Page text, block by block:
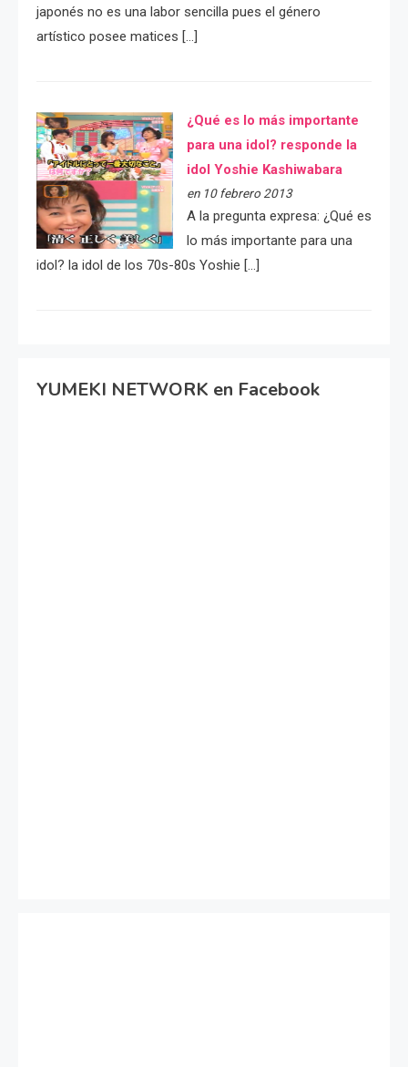
japonés no es una labor sencilla pues el género
artístico posee matices […]
¿Qué es lo más importante
para una idol? responde la
idol Yoshie Kashiwabara
en 10 febrero 2013
A la pregunta expresa: ¿Qué es
lo más importante para una
idol? la idol de los 70s-80s Yoshie […]
YUMEKI NETWORK en Facebook